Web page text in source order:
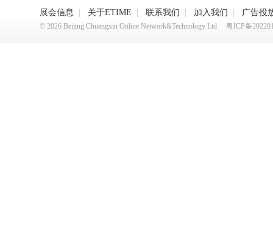
展会信息
关于ETIME 联系我们 加入我们 广告投
© 2026 Beijing Chuangxin Online Network&Technology Ltd 粤ICP备